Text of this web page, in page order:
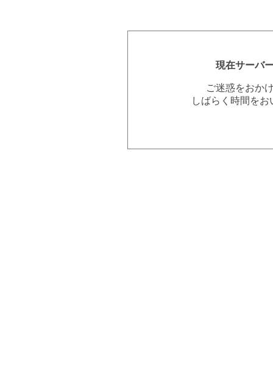
現在サーバ
ご迷惑をおか
しばらく時間を